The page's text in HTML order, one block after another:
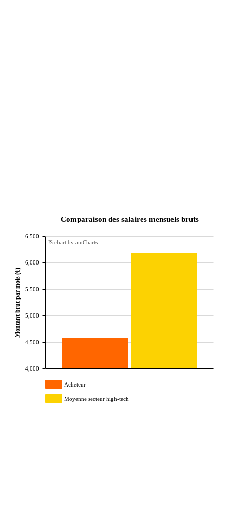
4,000
4,500
5,000
5,500
6,000
6,500
Montant brut par mois (€)
Comparaison des salaires mensuels bruts
JS chart by amCharts
Acheteur
Moyenne secteur high-tech